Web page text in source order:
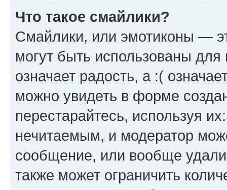
Что такое смайлики?
Смайлики, или эмотиконы —
могут быть использованы
означает радость, а :(
можно увидеть в форме
перестарайтесь, используя
нечитаемым, и модератор
сообщение, или вообще
также может ограничить